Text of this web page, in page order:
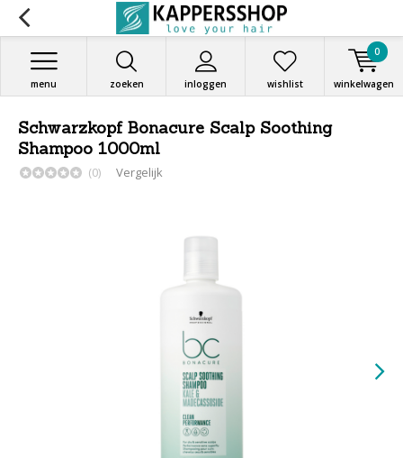
zoeken inloggen
menu wishlist winkelwagen
0
Schwarzkopf Bonacure Scalp Soothing
Shampoo 1000ml
(0) Vergelijk